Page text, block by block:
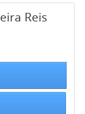
Reis